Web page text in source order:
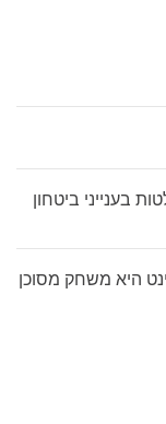
בענייני ביטחון
היא משחק מסוכן